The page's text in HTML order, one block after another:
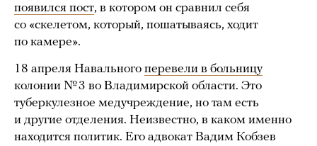
появился пост, в котором он сравнил себя
со «скелетом, который, пошатываясь, ходит
по камере».
18 апреля Навального перевели в больницу
колонии № 3 во Владимирской области. Это
туберкулезное медучреждение, но там есть
и другие отделения. Неизвестно, в каком именно
находится политик. Его адвокат Вадим Кобзев